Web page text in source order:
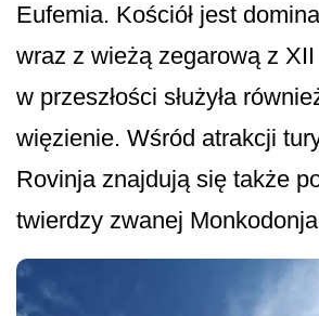
Eufemia. Kościół jest
wraz z wieżą zegarową z
w przeszłości służyła
więzienie. Wśród atrakcji
Rovinja znajdują się także
twierdzy zwanej